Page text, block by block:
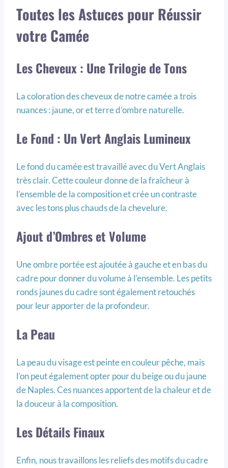
Toutes les Astuces pour Réussir
votre Camée
Les Cheveux : Une Trilogie de Tons
La coloration des cheveux de notre camée a trois
nuances : jaune, or et terre d’ombre naturelle.
Le Fond : Un Vert Anglais Lumineux
Le fond du camée est travaillé avec du Vert Anglais
très clair. Cette couleur donne de la fraîcheur à
l’ensemble de la composition et crée un contraste
avec les tons plus chauds de la chevelure.
Ajout d’Ombres et Volume
Une ombre portée est ajoutée à gauche et en bas du
cadre pour donner du volume à l’ensemble. Les petits
ronds jaunes du cadre sont également retouchés
pour leur apporter de la profondeur.
La Peau
La peau du visage est peinte en couleur pêche, mais
l’on peut également opter pour du beige ou du jaune
de Naples. Ces nuances apportent de la chaleur et de
la douceur à la composition.
Les Détails Finaux
Enfin, nous travaillons les reliefs des motifs du cadre